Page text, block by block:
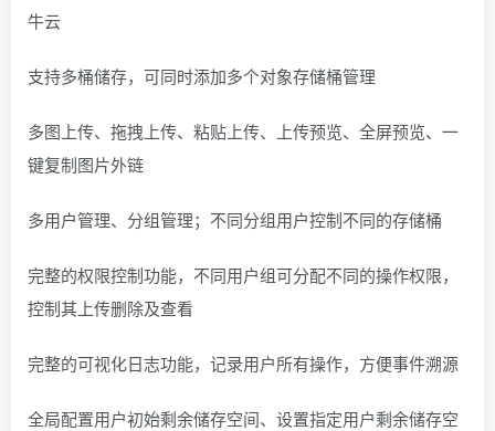
牛云
支持多桶储存，可同时添加多个对象存储桶管理
多图上传、拖拽上传、粘贴上传、上传预览、全屏预览、一
键复制图片外链
多用户管理、分组管理；不同分组用户控制不同的存储桶
完整的权限控制功能，不同用户组可分配不同的操作权限，
控制其上传删除及查看
完整的可视化日志功能，记录用户所有操作，方便事件溯源
全局配置用户初始剩余储存空间、设置指定用户剩余储存空